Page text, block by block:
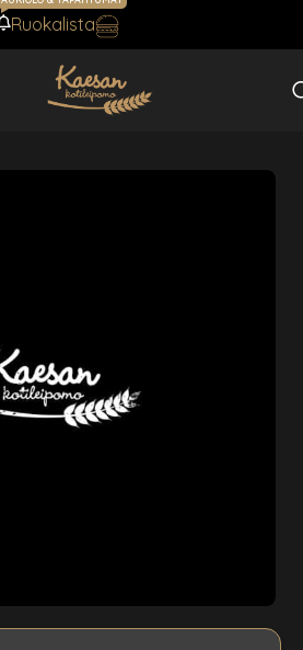
AJANKOHTAISTA
Ruokalista